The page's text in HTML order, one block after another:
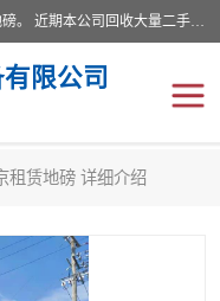
本公司常年出售回收二手地磅，回收出售二手地磅。 近期本公司回收大量二手地磅，型号齐全，宽度从2米到3.5米，长度5米到25米，承重吨位从10到200吨，成色7—9成新。 ? 使用年限6个月至2年，产品来源于个人闲置品，工矿企业停用品，因小换大而来。 精准度和新的一样， 二手地磅是内行人的选择，打个电话就省钱朋友您好等什么
限公司
租赁地磅 详细介绍
打包机